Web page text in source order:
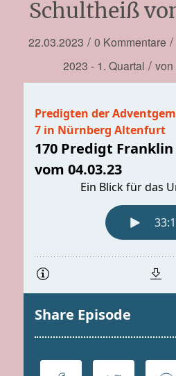
Schultheiß
22.03.2023 / 0 Kommentare /
2023 - 1. Quartal / von